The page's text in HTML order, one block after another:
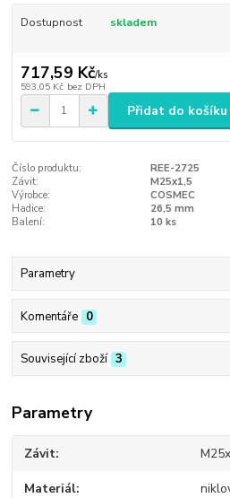
Dostupnost skladem
717,59 Kč/ks
593,05 Kč bez DPH
Přidat do košíku
Číslo produktu:
REE-2725
Závit:
M25x1,5
Výrobce:
COSMEC
Hadice:
26,5 mm
Balení:
10 ks
Parametry
Komentáře 0
Související zboží 3
Parametry
Závit
Materiál